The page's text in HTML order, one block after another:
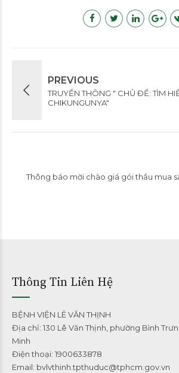
PREVIOUS
TRUYỀN THÔNG " CHỦ ĐỀ: TÌM
CHIKUNGUNYA"
Thông báo mời chào giá gói thầu mua
Thông Tin Liên Hệ
BỆNH VIỆN LÊ VĂN THỊNH
Địa chỉ: 130 Lê Văn Thịnh, phường Bình
Minh
Điện thoại: 1900633878
Email: bvlvthinh.tpthuduc@tphcm.gov.vn